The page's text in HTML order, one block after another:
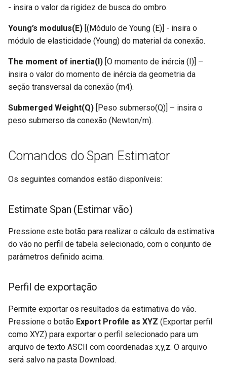
Manuseio de dados GIS e
fontes de dados públicas no
FieldTwin API
Documentação e Helpdesk
- insira o valor da rigidez de busca do ombro.
Young’s modulus(E) [(Módulo de Young (E)] - insira o
módulo de elasticidade (Young) do material da conexão.
The moment of inertia(I) [O momento de inércia (I)] –
insira o valor do momento de inércia da geometria da
seção transversal da conexão (m4).
Submerged Weight(Q) [Peso submerso(Q)] – insira o
peso submerso da conexão (Newton/m).
Comandos do Span Estimator
Os seguintes comandos estão disponíveis:
Estimate Span (Estimar vão)
Pressione este botão para realizar o cálculo da estimativa
do vão no perfil de tabela selecionado, com o conjunto de
parâmetros definido acima.
Perfil de exportação
Permite exportar os resultados da estimativa do vão.
Pressione o botão Export Profile as XYZ (Exportar perfil
como XYZ) para exportar o perfil selecionado para um
arquivo de texto ASCII com coordenadas x,y,z. O arquivo
será salvo na pasta Download.